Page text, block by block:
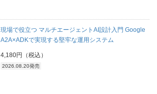
現場で役立つ マルチエージェントAI設計入門 Google
A2A×ADKで実現する堅牢な運用システム
4,180円（税込）
2026.08.20発売